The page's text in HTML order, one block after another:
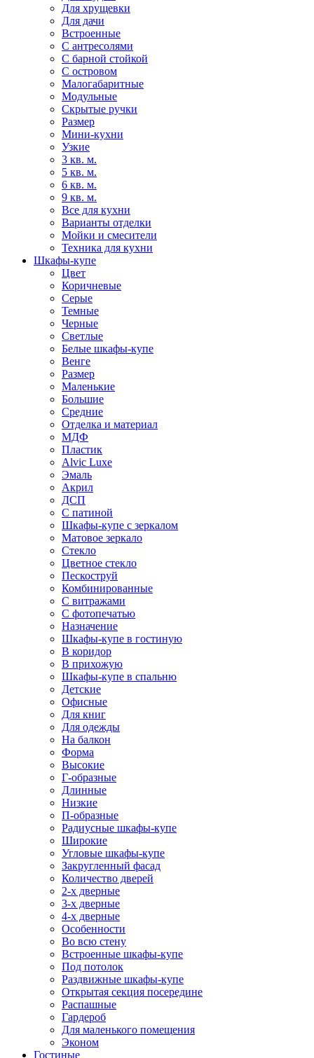
Для хрущевки
Для дачи
Встроенные
С антресолями
С барной стойкой
С островом
Малогабаритные
Модульные
Скрытые ручки
Размер
Мини-кухни
Узкие
3 кв. м.
5 кв. м.
6 кв. м.
9 кв. м.
Все для кухни
Варианты отделки
Мойки и смесители
Техника для кухни
Шкафы-купе
Цвет
Коричневые
Серые
Темные
Черные
Светлые
Белые шкафы-купе
Венге
Размер
Маленькие
Большие
Средние
Отделка и материал
МДФ
Пластик
Alvic Luxe
Эмаль
Акрил
ДСП
С патиной
Шкафы-купе с зеркалом
Матовое зеркало
Стекло
Цветное стекло
Пескоструй
Комбинированные
С витражами
С фотопечатью
Назначение
Шкафы-купе в гостиную
В коридор
В прихожую
Шкафы-купе в спальню
Детские
Офисные
Для книг
Для одежды
На балкон
Форма
Высокие
Г-образные
Длинные
Низкие
П-образные
Радиусные шкафы-купе
Широкие
Угловые шкафы-купе
Закругленный фасад
Количество дверей
2-х дверные
3-х дверные
4-х дверные
Особенности
Во всю стену
Встроенные шкафы-купе
Под потолок
Раздвижные шкафы-купе
Открытая секция посередине
Распашные
Гардероб
Для маленького помещения
Эконом
Гостиные